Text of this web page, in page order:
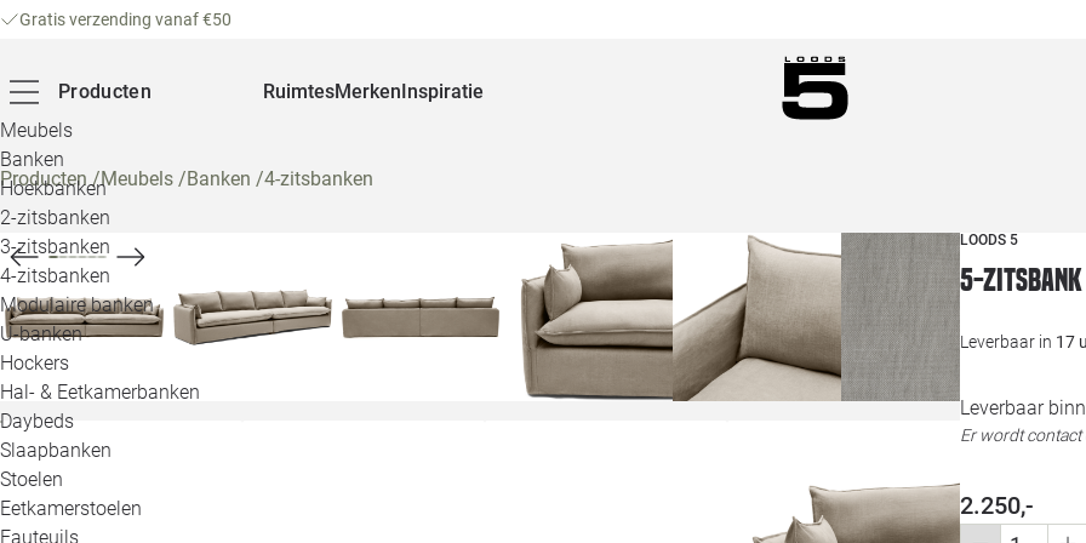
Gratis verzending vanaf €50
Producten
Meubels
Banken
Hoekbanken
2-zitsbanken
3-zitsbanken
4-zitsbanken
Modulaire banken
U-banken
Hockers
Hal- & Eetkamerbanken
Daybeds
Slaapbanken
Stoelen
Eetkamerstoelen
Fauteuils
RuimtesMerkenInspiratie
Producten/Meubels /Banken /4-zitsbanken
LOODS 5
5-zitsbank
Leverbaar in 17
Leverbaar
Er wordt
2.250,-